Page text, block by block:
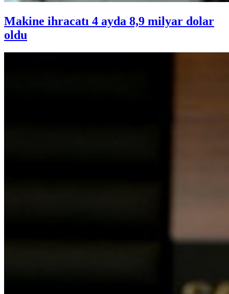
Makine ihracatı 4 ayda 8,9 milyar dolar
oldu